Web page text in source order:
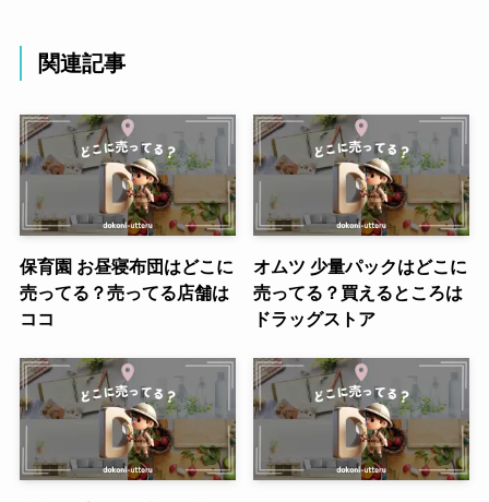
関連記事
保育園 お昼寝布団はどこに
売ってる？売ってる店舗は
ココ
オムツ 少量パックはどこに
売ってる？買えるところは
ドラッグストア